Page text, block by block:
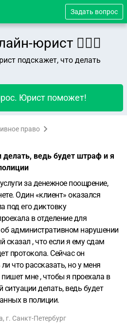
Задать вопрос
юрист 👨🏻‍⚖️
подскажет, что делать
Юрист поможет!
право
делать, ведь будет штраф и я
за денежное поощрение,
Один «клиент» оказался
под его диктовку
в отделение для
административном нарушении
сказал , что если я ему сдам
протокола. Сейчас он
что рассказать, но у меня
пишет мне , чтобы я проехала в
ситуации делать, ведь будет
в полиции.
, г. Санкт-Петербург